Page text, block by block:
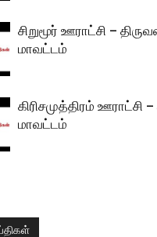
சிறுமூர் ஊராட்சி –
மாவட்டம்
கிரிசமுத்திரம் ஊராட்சி
மாவட்டம்